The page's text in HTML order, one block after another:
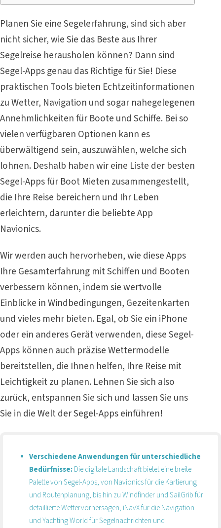
Planen Sie eine Segelerfahrung, sind sich aber
nicht sicher, wie Sie das Beste aus Ihrer
Segelreise herausholen können? Dann sind
Segel-Apps genau das Richtige für Sie! Diese
praktischen Tools bieten Echtzeitinformationen
zu Wetter, Navigation und sogar nahegelegenen
Annehmlichkeiten für Boote und Schiffe. Bei so
vielen verfügbaren Optionen kann es
überwältigend sein, auszuwählen, welche sich
lohnen. Deshalb haben wir eine Liste der besten
Segel-Apps für Boot Mieten zusammengestellt,
die Ihre Reise bereichern und Ihr Leben
erleichtern, darunter die beliebte App
Navionics.
Wir werden auch hervorheben, wie diese Apps
Ihre Gesamterfahrung mit Schiffen und Booten
verbessern können, indem sie wertvolle
Einblicke in Windbedingungen, Gezeitenkarten
und vieles mehr bieten. Egal, ob Sie ein iPhone
oder ein anderes Gerät verwenden, diese Segel-
Apps können auch präzise Wettermodelle
bereitstellen, die Ihnen helfen, Ihre Reise mit
Leichtigkeit zu planen. Lehnen Sie sich also
zurück, entspannen Sie sich und lassen Sie uns
Sie in die Welt der Segel-Apps einführen!
Verschiedene Anwendungen für unterschiedliche
Bedürfnisse:Die digitale Landschaft bietet eine breite
Palette von Segel-Apps, von Navionics für die Kartierung
und Routenplanung, bis hin zu Windfinder und SailGrib für
detaillierte Wettervorhersagen, iNavX für die Navigation
und Yachting World für Segelnachrichten und